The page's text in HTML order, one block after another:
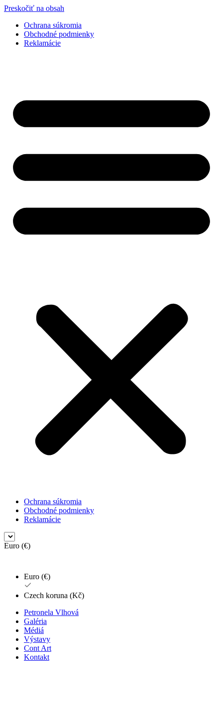
Preskočiť na obsah
Ochrana súkromia
Obchodné podmienky
Reklamácie
Ochrana súkromia
Obchodné podmienky
Reklamácie
Euro (€)
Euro (€)
Czech koruna (Kč)
Petronela Vlhová
Galéria
Médiá
Výstavy
Cont Art
Kontakt